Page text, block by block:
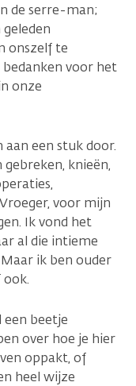
de serre-man;
onszelf te
voor het
onze
aan een stuk door.
knieën,
voor mijn
Ik vond het
al die intieme
ik ben ouder
beetje
over hoe je hier
oppakt, of
heel wijze